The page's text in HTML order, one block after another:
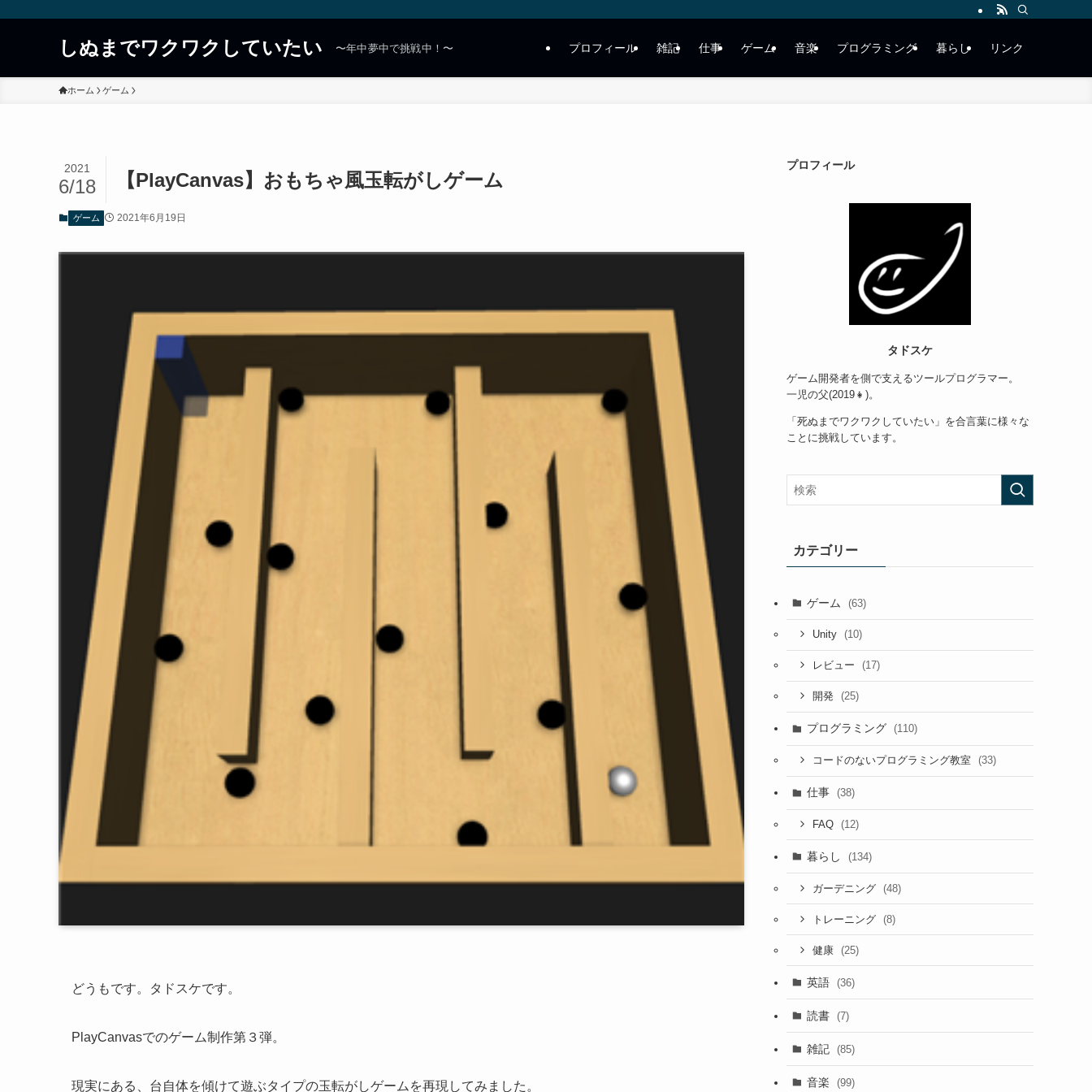
しぬまでワクワクしていたい 〜年中夢中で挑戦中！〜 プロフィール 雑記 仕事 ゲーム 音楽 プログラミング 暮らし リンク
ホーム ゲーム
【PlayCanvas】おもちゃ風玉転がしゲーム
2021
6/18
ゲーム 2021年6月19日
どうもです。タドスケです。
PlayCanvasでのゲーム制作第３弾。
現実にある、台自体を傾けて遊ぶタイプの玉転がしゲームを再現してみました。
プロフィール
タドスケ
ゲーム開発者を側で支えるツールプログラマー。
一児の父(2019👧)。
「死ぬまでワクワクしていたい」を合言葉に様々な
ことに挑戦しています。
カテゴリー
ゲーム (63)
Unity (10)
レビュー (17)
開発 (25)
プログラミング (110)
コードのないプログラミング教室 (33)
仕事 (38)
FAQ (12)
暮らし (134)
ガーデニング (48)
トレーニング (8)
健康 (25)
英語 (36)
読書 (7)
雑記 (85)
音楽 (99)